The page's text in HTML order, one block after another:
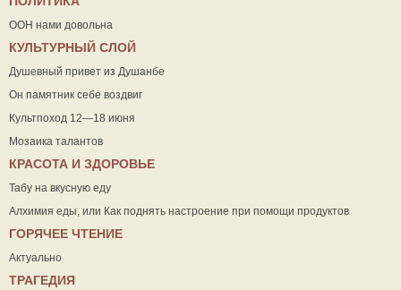
ООН нами довольна
КУЛЬТУРНЫЙ СЛОЙ
Душевный привет из Душанбе
Он памятник себе воздвиг
Культпоход 12—18 июня
Мозаика талантов
КРАСОТА И ЗДОРОВЬЕ
Табу на вкусную еду
Алхимия еды, или Как поднять настроение при помощи продуктов
ГОРЯЧЕЕ ЧТЕНИЕ
Актуально
ТРАГЕДИЯ